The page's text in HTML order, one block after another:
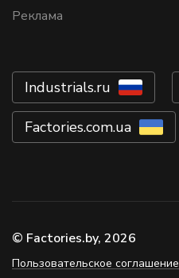
Реклама
Industrials.ru
Factories.com.ua
© Factories.by, 2026
Пользовательское соглашение